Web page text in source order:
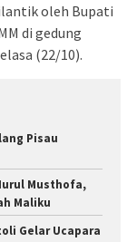
oleh Bupati
di gedung
(22/10).
Pisau
Musthofa,
Maliku
Gelar Ucapara